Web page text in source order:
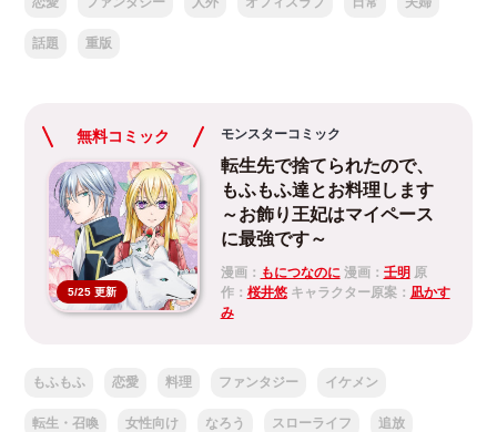
話題 重版
無料コミック
5/25 更新
モンスターコミック
転生先で捨てられたので、
もふもふ達とお料理します
～お飾り王妃はマイペース
に最強です～
漫画： もにつなのに漫画： 壬明 原
作： 桜井悠キャラクター原案： 凪かす
み
もふもふ 恋愛 料理 ファンタジー イケメン
転生・召喚 女性向け なろう スローライフ 追放